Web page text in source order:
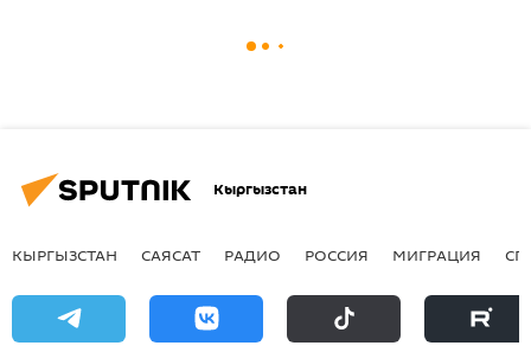
Кыргызстан
КЫРГЫЗСТАН САЯСАТ РАДИО РОССИЯ МИГРАЦИЯ